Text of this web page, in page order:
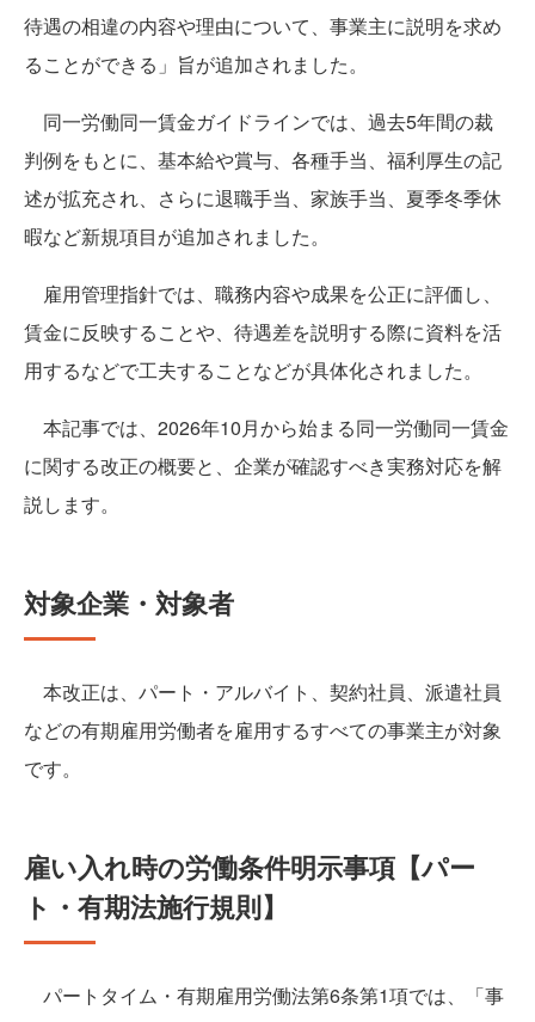
待遇の相違の内容や理由について、事業主に説明を求め
ることができる」旨が追加されました。
同一労働同一賃金ガイドラインでは、過去5年間の裁
判例をもとに、基本給や賞与、各種手当、福利厚生の記
述が拡充され、さらに退職手当、家族手当、夏季冬季休
暇など新規項目が追加されました。
雇用管理指針では、職務内容や成果を公正に評価し、
賃金に反映することや、待遇差を説明する際に資料を活
用するなどで工夫することなどが具体化されました。
本記事では、2026年10月から始まる同一労働同一賃金
に関する改正の概要と、企業が確認すべき実務対応を解
説します。
対象企業・対象者
本改正は、パート・アルバイト、契約社員、派遣社員
などの有期雇用労働者を雇用するすべての事業主が対象
です。
雇い入れ時の労働条件明示事項【パー
ト・有期法施行規則】
パートタイム・有期雇用労働法第6条第1項では、「事